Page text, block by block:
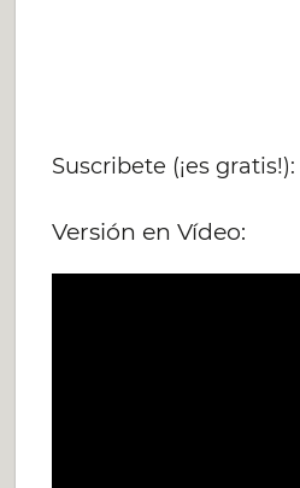
Suscribete (¡es gratis!):
Versión en Vídeo: